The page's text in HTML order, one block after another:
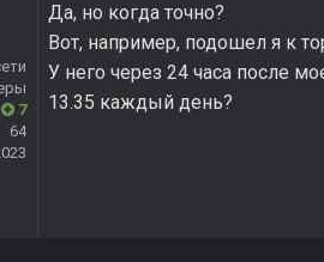
7
64
Да, но когда точно?
Вот, например, подошел я к
У него через 24 часа после
13.35 каждый день?